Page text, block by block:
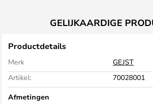
GELIJKAARDIGE
Productdetails
Merk
GEJST
Artikel:
70028001
Afmetingen